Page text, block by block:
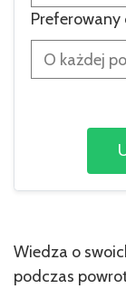
Wiedza o
podczas